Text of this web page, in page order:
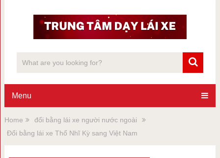
Menu
Home
đổi bằng lái xe người nước ngoài
Đổi bằng lái xe Thổ Nhĩ Kỳ sang Việt Nam